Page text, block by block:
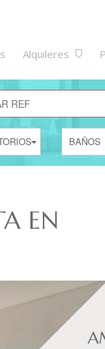
Alquileres
BAÑOS
EN